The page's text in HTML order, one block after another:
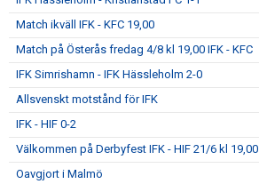
Match ikväll IFK - KFC 19,00
Match på Österås fredag 4/8 kl 19,00 IFK - KFC
IFK Simrishamn - IFK Hässleholm 2-0
Allsvenskt motstånd för IFK
IFK - HIF 0-2
Välkommen på Derbyfest IFK - HIF 21/6 kl 19,00
Oavgjort i Malmö